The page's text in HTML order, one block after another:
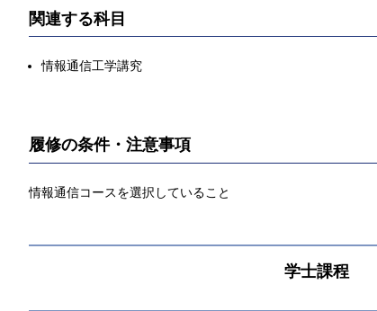
関連する科目
情報通信工学講究
履修の条件・注意事項
情報通信コースを選択していること
学士課程